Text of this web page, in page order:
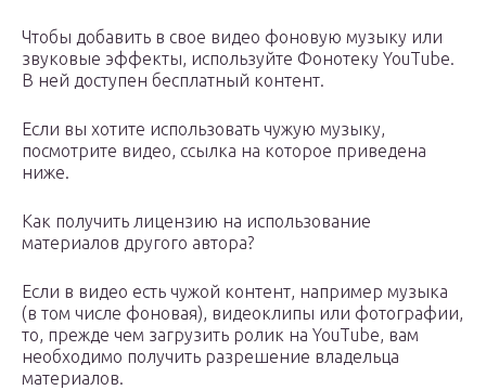
Чтобы добавить в свое видео фоновую музыку или
звуковые эффекты, используйте Фонотеку YouTube.
В ней доступен бесплатный контент.
Если вы хотите использовать чужую музыку,
посмотрите видео, ссылка на которое приведена
ниже.
Как получить лицензию на использование
материалов другого автора?
Если в видео есть чужой контент, например музыка
(в том числе фоновая), видеоклипы или фотографии,
то, прежде чем загрузить ролик на YouTube, вам
необходимо получить разрешение владельца
материалов.